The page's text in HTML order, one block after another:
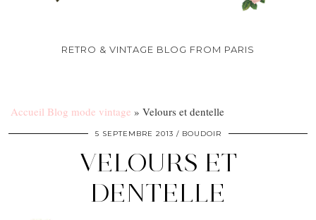
RETRO & VINTAGE BLOG FROM PARIS
Accueil Blog mode vintage » Velours et dentelle
5 SEPTEMBRE 2013 BOUDOIR
VELOURS ET
DENTELLE